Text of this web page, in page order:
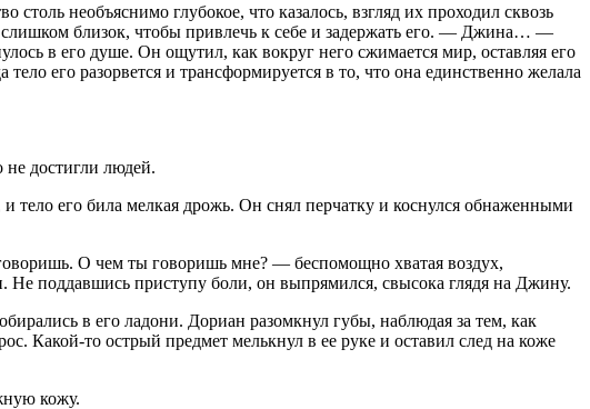
необъяснимо глубокое, что казалось, взгляд их проходил сквозь
слишком близок, чтобы привлечь к себе и задержать его. — Джина… —
в его душе. Он ощутил, как вокруг него сжимается мир, оставляя его
его разорвется и трансформируется в то, что она единственно желала
достигли людей.
его била мелкая дрожь. Он снял перчатку и коснулся обнаженными
О чем ты говоришь мне? — беспомощно хватая воздух,
Не поддавшись приступу боли, он выпрямился, свысока глядя на Джину.
в его ладони. Дориан разомкнул губы, наблюдая за тем, как
Какой-то острый предмет мелькнул в ее руке и оставил след на коже
кожу.